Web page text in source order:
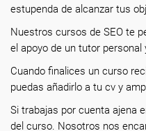
estupenda de alcanzar tus
Nuestros cursos de SEO te
el apoyo de un tutor
Cuando finalices un curso
puedas añadirlo a tu cv y
Si trabajas por cuenta ajena
del curso. Nosotros nos